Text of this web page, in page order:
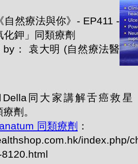
自然療法與你》- EP411 -
鉀」同類療劑
by： 袁大明 (自然療法醫
同大家講解舌癌救星
劑。
同類療劑 ：
index.php/